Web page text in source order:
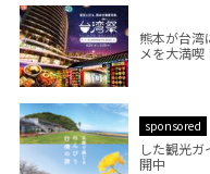
熊本が台
メを大満喫
sponsored
した観光
開中